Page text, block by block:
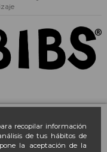
recopilar información
de tus hábitos de
la aceptación de la